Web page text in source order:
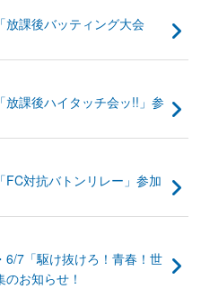
放課後バッティング大会
放課後ハイタッチ会ッ!!」参
FC対抗バトンリレー」参加
6/7「駆け抜けろ！青春！世
お知らせ！